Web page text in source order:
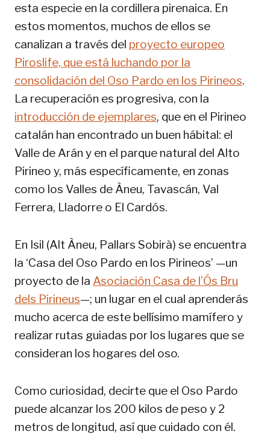
esta especie en la cordillera pirenaica. En
estos momentos, muchos de ellos se
canalizan a través del proyecto europeo
Piroslife, que está luchando por la
consolidación del Oso Pardo en los Pirineos.
La recuperación es progresiva, con la
introducción de ejemplares, que en el Pirineo
catalán han encontrado un buen hábital: el
Valle de Arán y en el parque natural del Alto
Pirineo y, más específicamente, en zonas
como los Valles de Àneu, Tavascán, Val
Ferrera, Lladorre o El Cardós.
En Isil (Alt Àneu, Pallars Sobirà) se encuentra
la ‘Casa del Oso Pardo en los Pirineos’ —un
proyecto de la Asociación Casa de l’Ós Bru
dels Pirineus—; un lugar en el cual aprenderás
mucho acerca de este bellísimo mamífero y
realizar rutas guiadas por los lugares que se
consideran los hogares del oso.
Como curiosidad, decirte que el Oso Pardo
puede alcanzar los 200 kilos de peso y 2
metros de longitud, así que cuidado con él.